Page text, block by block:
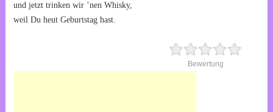
und jetzt trinken wir ’nen Whisky,
weil Du heut Geburtstag hast.
Bewertung